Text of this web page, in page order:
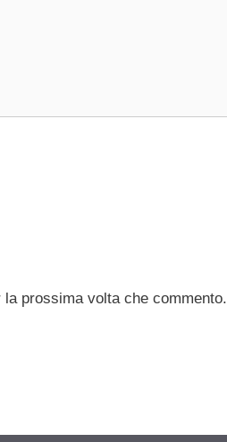
prossima volta che commento.